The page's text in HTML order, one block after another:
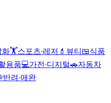
화🏋️스포츠·레저 💄 뷰티🍱식품
용품💻가전·디지털🚗자동차
반려·애완